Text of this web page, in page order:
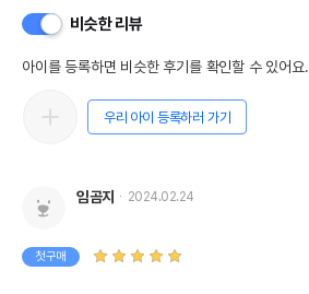
비슷한 리뷰
아이를 등록하면 비슷한 후기를 확인할 수 있어요.
우리 아이 등록하러 가기
임곰지 2024.02.24
첫구매